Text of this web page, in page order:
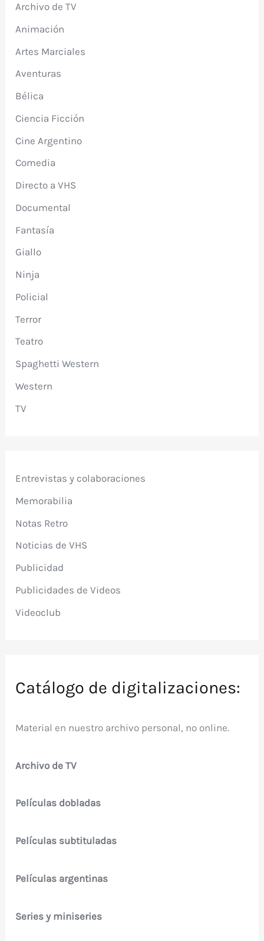
Archivo de TV
Animación
Artes Marciales
Aventuras
Bélica
Ciencia Ficción
Cine Argentino
Comedia
Directo a VHS
Documental
Fantasía
Giallo
Ninja
Policial
Terror
Teatro
Spaghetti Western
Western
TV
Entrevistas y colaboraciones
Memorabilia
Notas Retro
Noticias de VHS
Publicidad
Publicidades de Videos
Videoclub
Catálogo de digitalizaciones:
Material en nuestro archivo personal, no online.
Archivo de TV
Películas dobladas
Películas subtituladas
Películas argentinas
Series y miniseries